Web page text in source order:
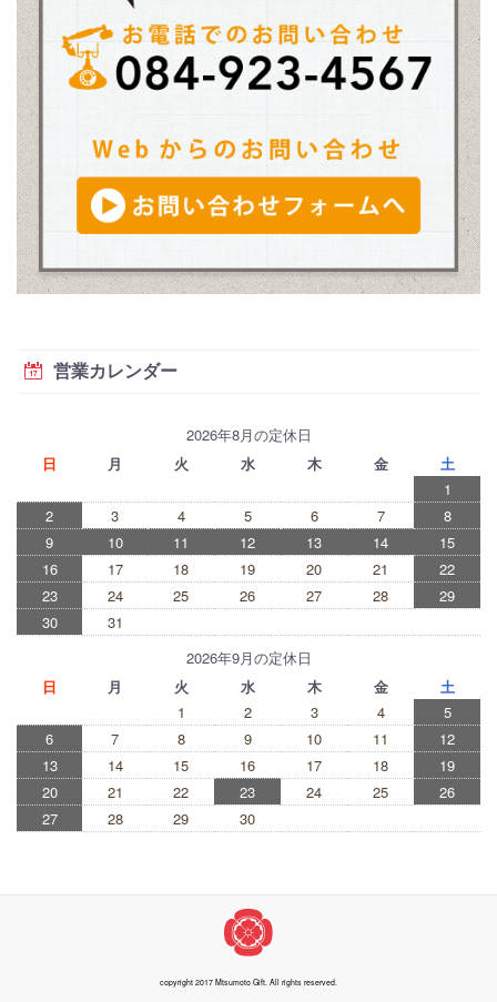
営業カレンダー
2026年8月の定休日
日
月 火 水 木 金
土
1
2
3 4 5 6 7
8
9
10 11 12 13 14
15
16
17 18 19 20 21
22
23
24 25 26 27 28
29
30
31
2026年9月の定休日
日
月 火 水 木 金
土
1
2 3 4
5
6
7 8 9 10 11
12
13
14 15 16 17 18
19
20
21 22 23 24 25
26
27
28 29 30
copyright 2017 Mtsumoto Gift. All rights reserved.